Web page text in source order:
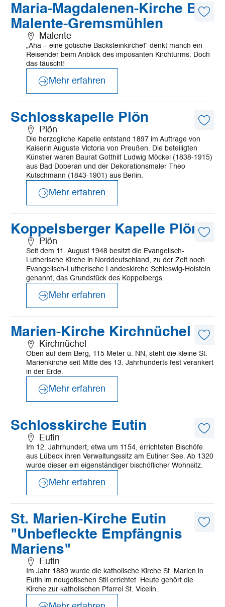
Maria-Magdalenen-Kirche Bad
Malente-Gremsmühlen
Malente
„Aha – eine gotische Backsteinkirche!“ denkt manch ein
Reisender beim Anblick des imposanten Kirchturms. Doch
das täuscht!
Mehr
erfahren
Mehr erfahren
Schlosskapelle Plön
Plön
Die herzogliche Kapelle entstand 1897 im Auftrage von
Kaiserin Auguste Victoria von Preußen. Die beteiligten
Künstler waren Baurat Gotthilf Ludwig Möckel (1838-1915)
aus Bad Doberan und der Dekorationsmaler Theo
Kutschmann (1843-1901) aus Berlin.
Mehr
erfahren
Mehr erfahren
Koppelsberger Kapelle Plön
Plön
Seit dem 11. August 1948 besitzt die Evangelisch-
Lutherische Kirche in Norddeutschland, zu der Zeit noch
Evangelisch-Lutherische Landeskirche Schleswig-Holstein
genannt, das Grundstück des Koppelbergs.
Mehr
erfahren
Mehr erfahren
Marien-Kirche Kirchnüchel
Kirchnüchel
Oben auf dem Berg, 115 Meter ü. NN, steht die kleine St.
Marienkirche seit Mitte des 13. Jahrhunderts fest verankert
in der Erde.
Mehr
erfahren
Mehr erfahren
Schlosskirche Eutin
Eutin
Im 12. Jahrhundert, etwa um 1154, errichteten Bischöfe
aus Lübeck ihren Verwaltungssitz am Eutiner See. Ab 1320
wurde dieser ein eigenständiger bischöflicher Wohnsitz.
Mehr
erfahren
Mehr erfahren
St. Marien-Kirche Eutin
"Unbefleckte Empfängnis
Mariens"
Eutin
Im Jahr 1889 wurde die katholische Kirche St. Marien in
Eutin im neugotischen Stil errichtet. Heute gehört die
Kirche zur katholischen Pfarrei St. Vicelin.
Mehr
erfahren